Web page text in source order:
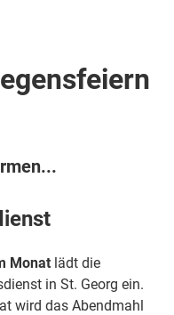
Monat lädt die
in St. Georg ein.
wird das Abendmahl